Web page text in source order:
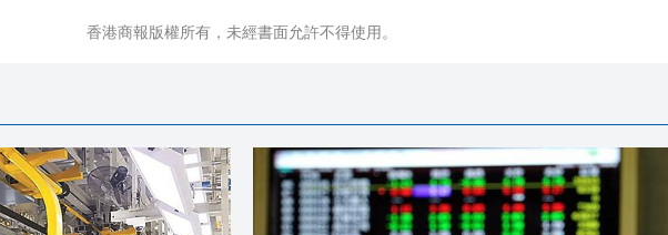
香港商報版權所有，未經書面允許不得使用。